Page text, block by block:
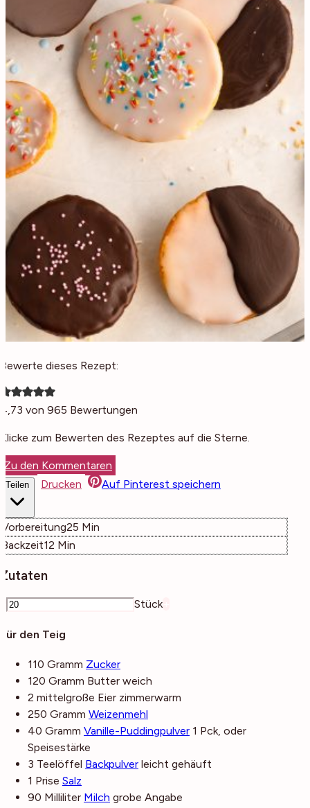
Bewerte dieses Rezept:
4,73 von 965 Bewertungen
Klicke zum Bewerten des Rezeptes auf die Sterne.
Zu den Kommentaren
Teilen Drucken Auf Pinterest speichern
Vorbereitung25 Minuten
Min
Backzeit12 Minuten
Min
Zutaten
Stück
Für den Teig
110 Gramm Zucker
120 Gramm Butter weich
2 mittelgroße Eier zimmerwarm
250 Gramm Weizenmehl
40 Gramm Vanille-Puddingpulver 1 Pck, oder
Speisestärke
3 Teelöffel Backpulver leicht gehäuft
1 Prise Salz
90 Milliliter Milch grobe Angabe